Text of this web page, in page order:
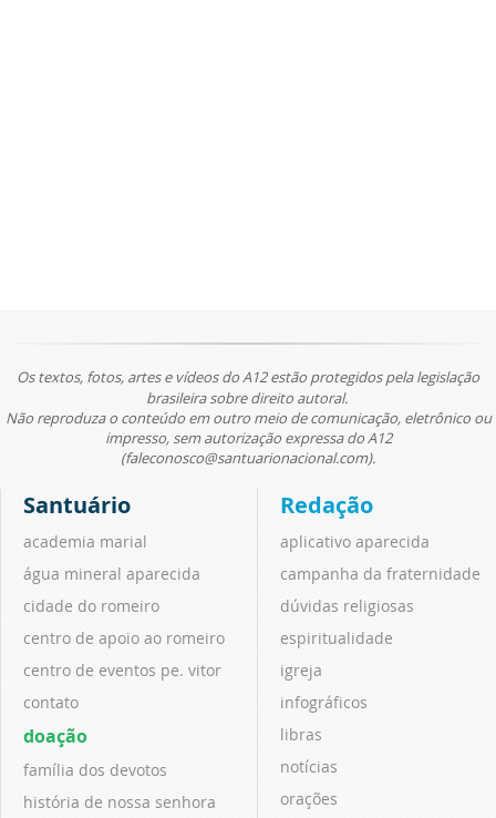
Os textos, fotos, artes e vídeos do A12 estão protegidos pela legislação
brasileira sobre direito autoral.
Não reproduza o conteúdo em outro meio de comunicação, eletrônico ou
impresso, sem autorização expressa do A12
(faleconosco@santuarionacional.com).
Santuário
academia marial
água mineral aparecida
cidade do romeiro
centro de apoio ao romeiro
centro de eventos pe. vitor
contato
doação
família dos devotos
história de nossa senhora
Redação
aplicativo aparecida
campanha da fraternidade
dúvidas religiosas
espiritualidade
igreja
infográficos
libras
notícias
orações